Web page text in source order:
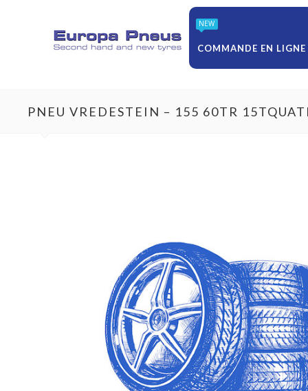
NEW
COMMANDE EN LIGNE
PNEU VREDESTEIN – 155 60TR